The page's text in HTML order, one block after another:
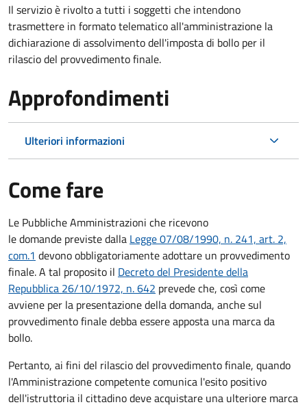
Il servizio è rivolto a tutti i soggetti che intendono
trasmettere in formato telematico all'amministrazione la
dichiarazione di assolvimento dell'imposta di bollo per il
rilascio del provvedimento finale.
Approfondimenti
Ulteriori informazioni
Come fare
Le Pubbliche Amministrazioni che ricevono
le domande previste dalla Legge 07/08/1990, n. 241, art. 2,
com.1 devono obbligatoriamente adottare un provvedimento
finale. A tal proposito il Decreto del Presidente della
Repubblica 26/10/1972, n. 642 prevede che, così come
avviene per la presentazione della domanda, anche sul
provvedimento finale debba essere apposta una marca da
bollo.
Pertanto, ai fini del rilascio del provvedimento finale, quando
l'Amministrazione competente comunica l'esito positivo
dell'istruttoria il cittadino deve acquistare una ulteriore marca